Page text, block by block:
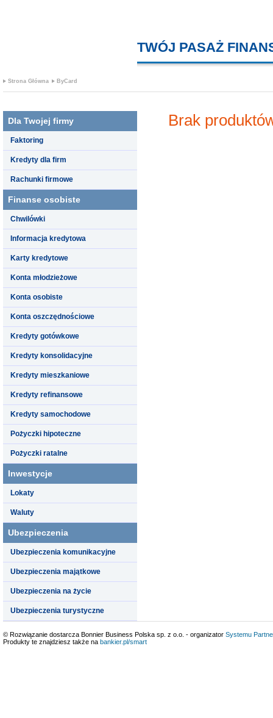
TWÓJ PASAŻ
Strona Główna ByCard
Dla Twojej firmy
Faktoring
Kredyty dla firm
Rachunki firmowe
Finanse osobiste
Chwilówki
Informacja kredytowa
Karty kredytowe
Konta młodzieżowe
Konta osobiste
Konta oszczędnościowe
Kredyty gotówkowe
Kredyty konsolidacyjne
Kredyty mieszkaniowe
Kredyty refinansowe
Kredyty samochodowe
Pożyczki hipoteczne
Pożyczki ratalne
Inwestycje
Lokaty
Waluty
Ubezpieczenia
Ubezpieczenia komunikacyjne
Ubezpieczenia majątkowe
Ubezpieczenia na życie
Ubezpieczenia turystyczne
Brak
© Rozwiązanie dostarcza Bonnier Business Polska sp. z o.o. - organizator Systemu
Produkty te znajdziesz także na bankier.pl/smart